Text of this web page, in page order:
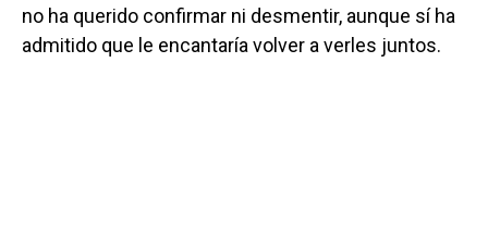
no ha querido confirmar ni desmentir, aunque sí ha
admitido que le encantaría volver a verles juntos.